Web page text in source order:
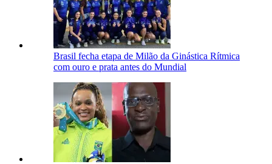
Brasil fecha etapa de Milão da Ginástica Rítmica
com ouro e prata antes do Mundial